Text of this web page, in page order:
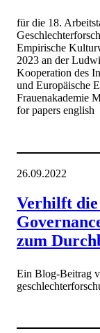
für die 18.
Empirische
2023 an der
Kooperation des
und Europäische
Frauenakademie
for papers english
26.09.2022
Verhilft die
zum
Ein Blog-Beitrag